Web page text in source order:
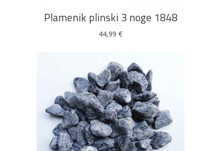
Plamenik plinski 3 noge 1848
44,99 €